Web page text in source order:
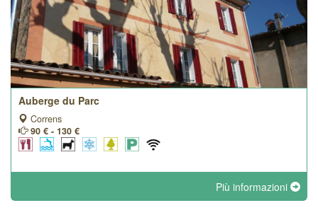
Auberge du Parc
Correns
90 € - 130 €
Più informazioni